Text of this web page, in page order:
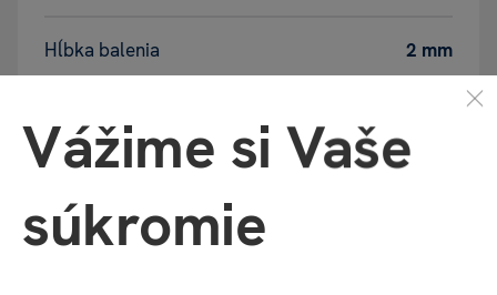
Hĺbka balenia 2 mm
Vážime si Vaše
súkromie